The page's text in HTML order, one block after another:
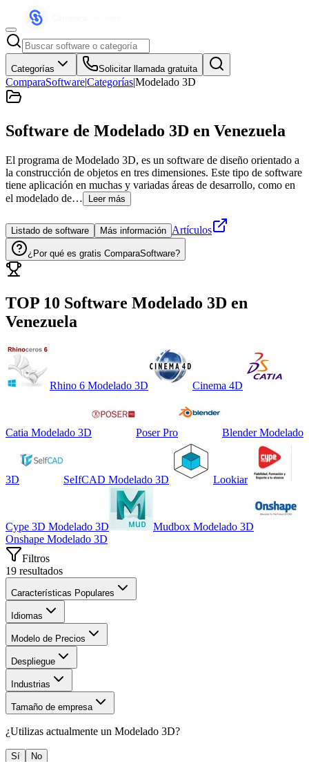
Categorías Solicitar llamada gratuita
ComparaSoftware|Categorías|Modelado 3D
Software de Modelado 3D en Venezuela
El programa de Modelado 3D, es un software de diseño orientado a
la construcción de objetos en tres dimensiones. Este tipo de software
tiene aplicación en muchas y variadas áreas de desarrollo, como en
el modelado de…
Leer más
Listado de software Más información Artículos
¿Por qué es gratis ComparaSoftware?
TOP 10 Software Modelado 3D en
Venezuela
Rhino 6 Modelado 3D Cinema 4D
Catia Modelado 3D Poser Pro Blender Modelado
3D SeIfCAD Modelado 3D Lookiar
Cype 3D Modelado 3D
Mudbox Modelado 3D
Onshape Modelado 3D
Filtros
19 resultados
Características Populares
Idiomas
Modelo de Precios
Despliegue
Industrias
Tamaño de empresa
¿Utilizas actualmente un Modelado 3D?
Sí No